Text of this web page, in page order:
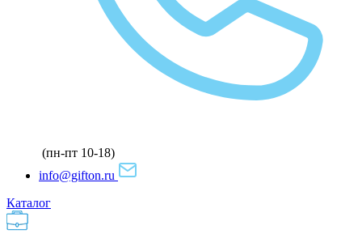
(пн-пт 10-18)
info@gifton.ru
Каталог